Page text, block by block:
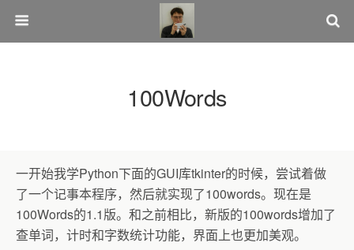
100Words
一开始我学Python下面的GUI库tkinter的时候，尝试着做
了一个记事本程序，然后就实现了100words。现在是
100Words的1.1版。和之前相比，新版的100words增加了
查单词，计时和字数统计功能，界面上也更加美观。